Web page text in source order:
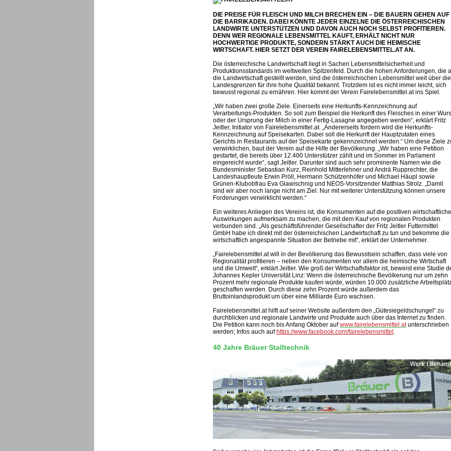
DIE PREISE FÜR FLEISCH UND MILCH BRECHEN EIN – DIE BAUERN GEHEN AUF
DIE BARRIKADEN. DABEI KÖNNTE JEDER EINZELNE DIE ÖSTERREICHISCHEN
LANDWIRTE UNTERSTÜTZEN UND DAVON AUCH NOCH SELBST PROFITIEREN.
DENN WER REGIONALE LEBENSMITTEL KAUFT, ERHÄLT NICHT NUR
HOCHWERTIGE PRODUKTE, SONDERN STÄRKT AUCH DIE HEIMISCHE
WIRTSCHAFT. HIER SETZT DER VEREIN FAIRELEBENSMITTEL.AT AN.
Die österreichische Landwirtschaft liegt in Sachen Lebensmittelsicherheit und
Produktionsstandards im weltweiten Spitzenfeld. Durch die hohen Anforderungen, die
die Landwirtschaft gestellt werden, sind die österreichischen Lebensmittel weit über die
Landesgrenzen für ihre hohe Qualität bekannt. Trotzdem ist es nicht immer leicht, sich
bewusst regional zu ernähren. Hier kommt der Verein Fairelebensmittel.at ins Spiel.
„Wir haben zwei große Ziele. Einerseits eine Herkunfts-Kennzeichnung auf
Verarbeitungs-Produkten. So soll zum Beispiel die Herkunft des Fleisches in einer
oder der Ursprung der Milch in einer Fertig-Lasagne angegeben werden“, erklärt Fritz
Jeitler, Initiator von Fairelebensmittel.at. „Andererseits fordern wird die Herkunfts-
Kennzeichnung auf Speisekarten. Dabei soll die Herkunft der Hauptzutaten eines
Gerichts in Restaurants auf der Speisekarte gekennzeichnet werden.“ Um diese Ziele
verwirklichen, baut der Verein auf die Hilfe der Bevölkerung. „Wir haben eine Petition
gestartet, die bereits über 12.400 Unterstützer zählt und im Sommer im Parlament
eingereicht wurde“, sagt Jeitler. Darunter sind auch sehr prominente Namen wie die
Bundesminister Sebastian Kurz, Reinhold Mitterlehner und Andrä Rupprechter, die
Landeshauptleute Erwin Pröll, Hermann Schützenhöfer und Michael Häupl sowie
Grünen-Klubobfrau Eva Glawischnig und NEOS-Vorsitzender Matthias Strolz. „Damit
sind wir aber noch lange nicht am Ziel. Nur mit weiterer Unterstützung können unsere
Forderungen verwirklicht werden.“
Ein weiteres Anliegen des Vereins ist, die Konsumenten auf die positiven
Auswirkungen aufmerksam zu machen, die mit dem Kauf von regionalen Produkten
verbunden sind. „Als geschäftsführender Gesellschafter der Fritz Jeitler Futtermittel
GmbH habe ich direkt mit der österreichischen Landwirtschaft zu tun und bekomme die
wirtschaftlich angespannte Situation der Betriebe mit“, erklärt der Unternehmer.
„Fairelebensmittel.at will in der Bevölkerung das Bewusstsein schaffen, dass viele von
Regionalität profitieren – neben den Konsumenten vor allem die heimische Wirtschaft
und die Umwelt“, erklärt Jeitler. Wie groß der Wirtschaftsfaktor ist, beweist eine Studie
Johannes Kepler Universität Linz: Wenn die österreichische Bevölkerung nur um zehn
Prozent mehr regionale Produkte kaufen würde, würden 10.000 zusätzliche
geschaffen werden. Durch diese zehn Prozent würde außerdem das
Bruttoinlandsprodukt um über eine Milliarde Euro wachsen.
Fairelebensmittel.at hilft auf seiner Website außerdem den „Gütesiegeldschungel“ zu
durchblicken und regionale Landwirte und Produkte auch über das Internet zu finden.
Die Petition kann noch bis Anfang Oktober aufwww.fairelebensmittel.atunterschrieben
werden; Infos auch auf https://www.facebook.com/fairelebensmittel .
40 Jahre Bräuer Stalltechnik